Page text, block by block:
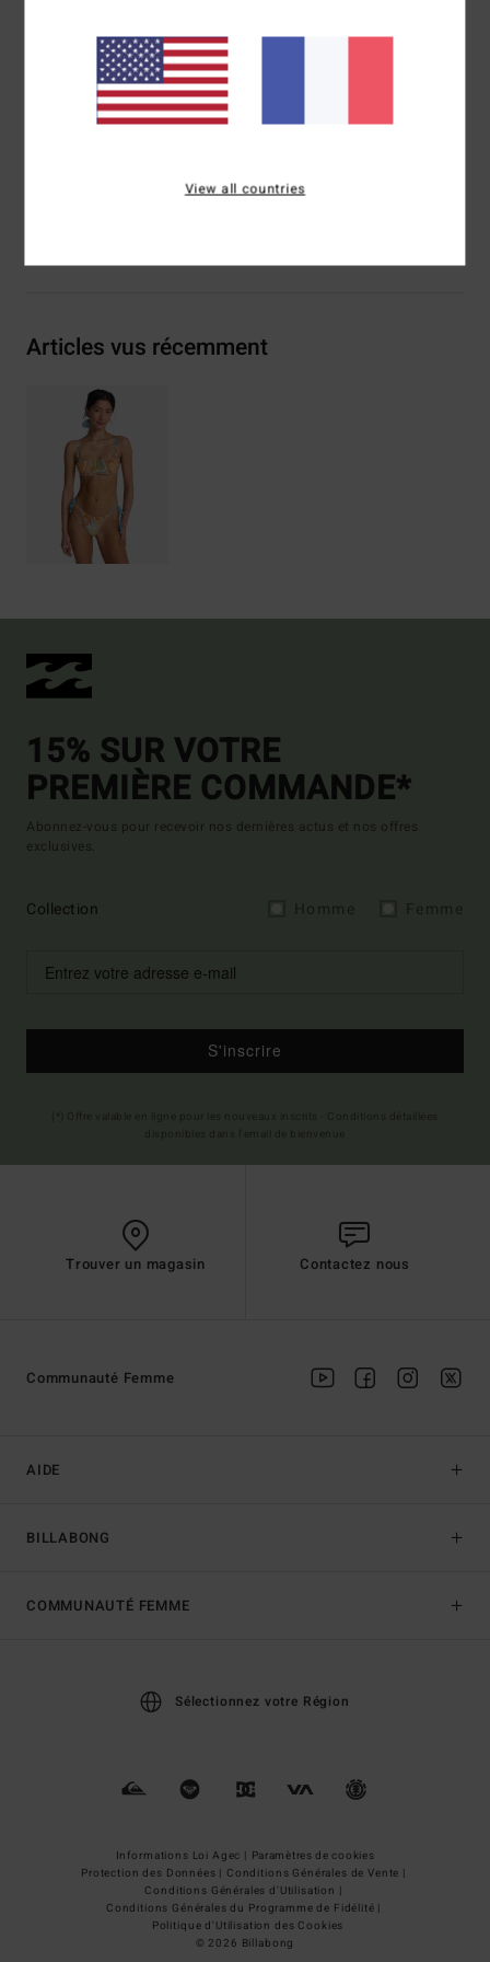
Coussinets amovibles
Composition[Matière principale] 78% Nylon recyclé
Articles vus récemment
15% SUR VOTRE
PREMIÈRE COMMANDE*
Abonnez-vous pour recevoir nos dernières actus et nos offres
exclusives.
Collection
S'inscrire
Trouver un magasin Contactez nous
AIDE
BILLABONG
Communauté Femme
COMMUNAUTÉ FEMME
Sélectionnez votre Région
Informations Loi Agec | Paramètres de cookies
Protection des Données | Conditions Générales de Vente |
Conditions Générales d'Utilisation |
Conditions Générales du Programme de Fidélité |
Politique d'Utilisation des Cookies
© 2026 Billabong
View all countries